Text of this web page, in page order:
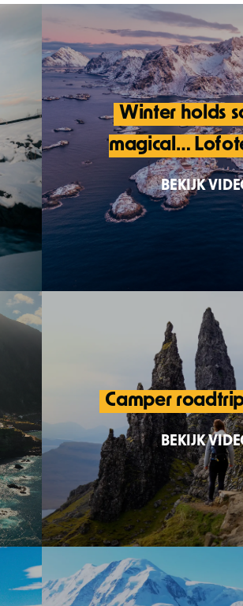
Winter holds
magical…
Cinematische korte
Lofoten. Een must
BEKIJK
Camper
In samenwerking met
maken we een
het mystieke
BEKIJK